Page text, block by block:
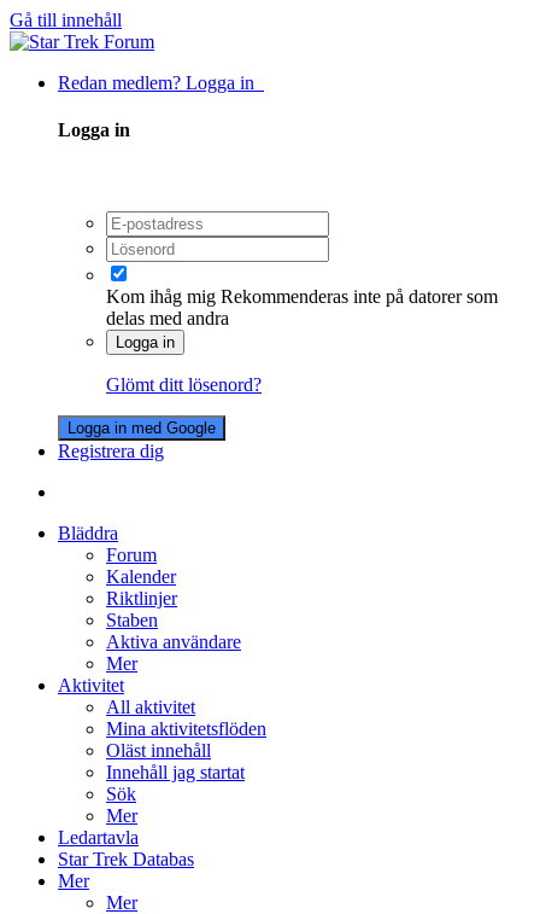
Gå till innehåll
Redan medlem? Logga in
Logga in
Kom ihåg mig Rekommenderas inte på datorer som
delas med andra
Logga in
Glömt ditt lösenord?
Logga in med Google
Registrera dig
Bläddra
Forum
Kalender
Riktlinjer
Staben
Aktiva användare
Mer
Aktivitet
All aktivitet
Mina aktivitetsflöden
Oläst innehåll
Innehåll jag startat
Sök
Mer
Ledartavla
Star Trek Databas
Mer
Mer